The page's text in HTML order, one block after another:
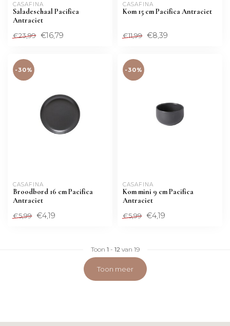
CASAFINA
Saladeschaal Pacifica
Antraciet
€23,99 €16,79
CASAFINA
Kom 15 cm Pacifica Antraciet
€11,99 €8,39
-30%
CASAFINA
Broodbord 16 cm Pacifica
Antraciet
€5,99 €4,19
-30%
CASAFINA
Kom mini 9 cm Pacifica
Antraciet
€5,99 €4,19
Toon 1 - 12van 19
Toon meer